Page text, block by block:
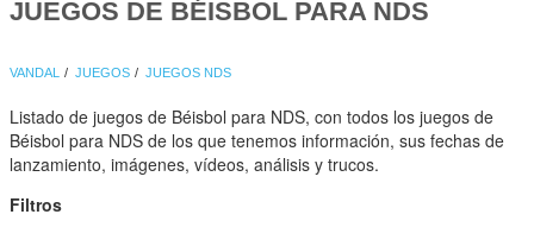
JUEGOS DE BÉISBOL PARA NDS
VANDAL JUEGOS JUEGOS NDS
Listado de juegos de Béisbol para NDS, con todos los juegos de
Béisbol para NDS de los que tenemos información, sus fechas de
lanzamiento, imágenes, vídeos, análisis y trucos.
Filtros